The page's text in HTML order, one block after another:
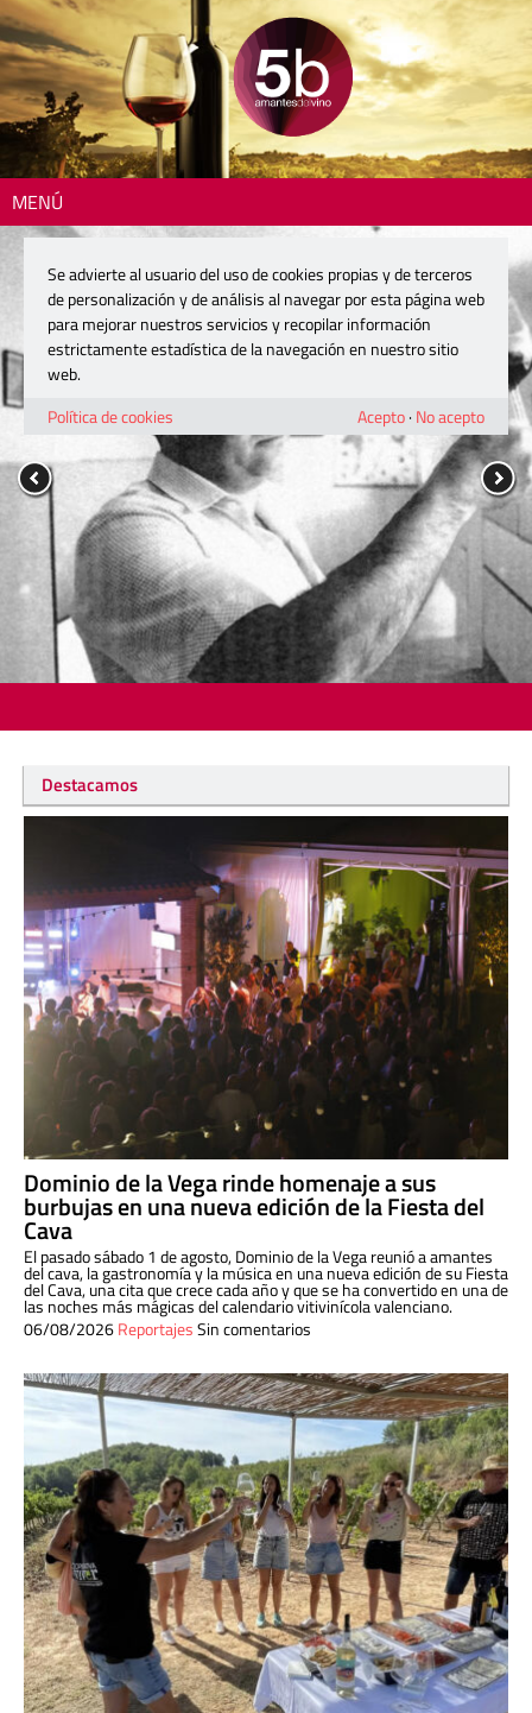
MENÚ
Destacamos
Dominio de la Vega rinde homenaje a sus
burbujas en una nueva edición de la Fiesta del
Cava
El pasado sábado 1 de agosto, Dominio de la Vega reunió a amantes
del cava, la gastronomía y la música en una nueva edición de su Fiesta
del Cava, una cita que crece cada año y que se ha convertido en una de
las noches más mágicas del calendario vitivinícola valenciano.
06/08/2026ReportajesSin comentarios
Se advierte al usuario del uso de cookies propias y de terceros
de personalización y de análisis al navegar por esta página web
para mejorar nuestros servicios y recopilar información
estrictamente estadística de la navegación en nuestro sitio
web.
Política de cookies
Acepto· No acepto